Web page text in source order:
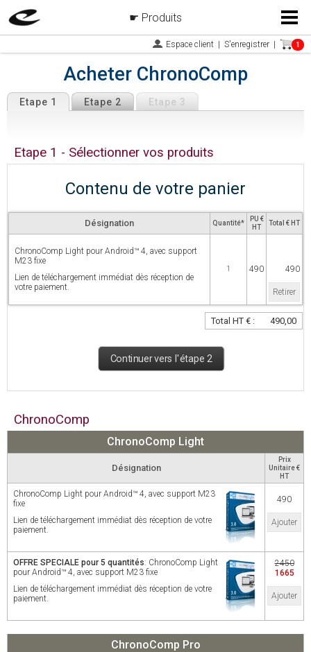
Menu
Espace client S'enregistrer 1
Acheter ChronoComp
Produits
Etape 1 Etape 2 Etape 3
Etape 1 - Sélectionner vos produits
Contenu de votre panier
Désignation Quantité*
PU €
HT
Total € HT
ChronoComp Light pour Android™ 4, avec support
M23 fixe
Lien de téléchargement immédiat dès réception de
votre paiement.
1 490 490
Retirer
Total HT € : 490,00
Continuer vers l'étape 2
ChronoComp
ChronoComp Light
Désignation
Prix
Unitaire €
HT
ChronoComp Light pour Android™ 4, avec support M23
fixe
Lien de téléchargement immédiat dès réception de votre
paiement.
490
Ajouter
OFFRE SPECIALE pour 5 quantités: ChronoComp Light
pour Android™ 4, avec support M23 fixe
Lien de téléchargement immédiat dès réception de votre
paiement.
2450
1665
Ajouter
ChronoComp Pro